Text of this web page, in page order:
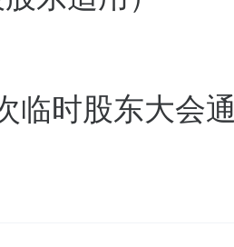
临时股东大会